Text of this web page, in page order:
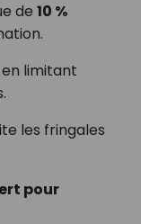
de 10 %
limitant
les fringales
pour